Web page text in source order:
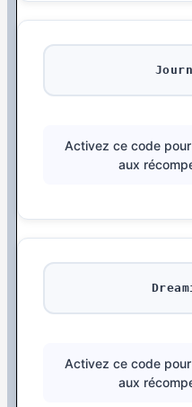
Activez ce code
aux
Activez ce code
aux